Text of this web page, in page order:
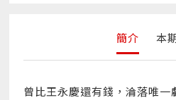
簡介 本
曾比王永慶還有錢，淪落唯